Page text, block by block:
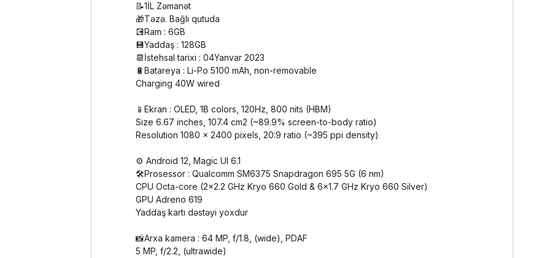
📝1İL Zəmanət
🎁Təzə. Bağlı qutuda
💽Ram : 6GB
💾Yaddaş : 128GB
📆İstehsal tarixi : 04Yanvar 2023
🔋Batareya : Li-Po 5100 mAh, non-removable
Charging 40W wired
📱Ekran : OLED, 1B colors, 120Hz, 800 nits (HBM)
Size 6.67 inches, 107.4 cm2 (~89.9% screen-to-body ratio)
Resolution 1080 x 2400 pixels, 20:9 ratio (~395 ppi density)
⚙️ Android 12, Magic UI 6.1
🛠Prosessor : Qualcomm SM6375 Snapdragon 695 5G (6 nm)
CPU Octa-core (2x2.2 GHz Kryo 660 Gold & 6x1.7 GHz Kryo 660 Silver)
GPU Adreno 619
Yaddaş kartı dəstəyi yoxdur
📸Arxa kamera : 64 MP, f/1.8, (wide), PDAF
5 MP, f/2.2, (ultrawide)